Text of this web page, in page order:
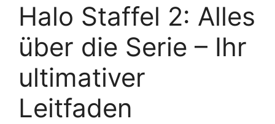
Halo Staffel 2: Alles
über die Serie – Ihr
ultimativer
Leitfaden